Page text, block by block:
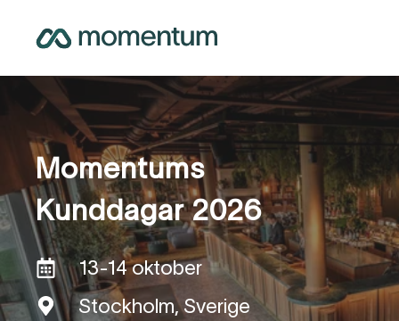
Momentums
Kunddagar 2026
13-14 oktober
Stockholm, Sverige